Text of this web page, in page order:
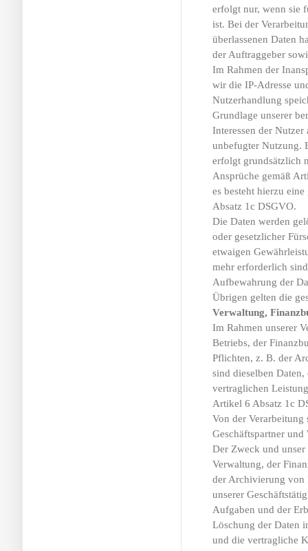
erfolgt nur, wenn sie
ist. Bei der
überlassenen Daten
der Auftraggeber
Im Rahmen der
wir die IP-Adresse
Nutzerhandlung
Grundlage unserer
Interessen der
unbefugter Nutzung.
erfolgt grundsätzlich
Ansprüche gemäß
es besteht hierzu
Absatz 1c DSGVO.
Die Daten werden
oder gesetzlicher
etwaigen
mehr erforderlich
Aufbewahrung der
Übrigen gelten die
Verwaltung,
Im Rahmen unserer
Betriebs, der
Pflichten, z. B. der
sind dieselben
vertraglichen
Artikel 6 Absatz 1c
Von der Verarbeitung
Geschäftspartner
Der Zweck und
Verwaltung, der
der Archivierung von
unserer
Aufgaben und der
Löschung der Daten
und die vertragliche